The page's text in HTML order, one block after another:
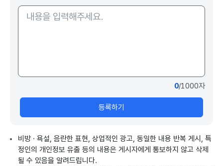
0/1000자
등록하기
비방 · 욕설, 음란한 표현, 상업적인 광고, 동일한 내용 반복 게시, 특
정인의 개인정보 유출 등의 내용은 게시자에게 통보하지 않고 삭제
될 수 있음을 알려드립니다.